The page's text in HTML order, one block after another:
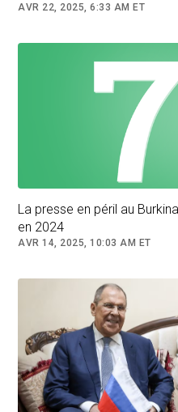
AVR 22, 2025, 6:33 AM ET
La presse en péril au
en 2024
AVR 14, 2025, 10:03 AM ET